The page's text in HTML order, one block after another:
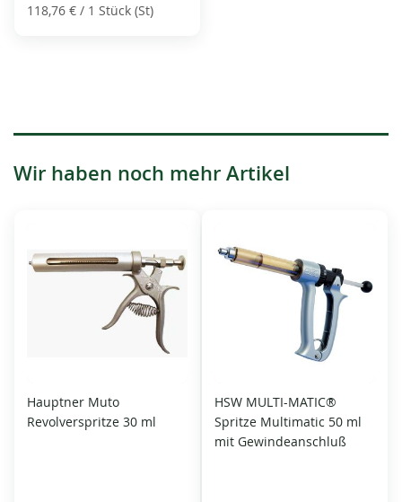
118,76 € / 1 Stück (St)
Wir haben noch mehr Artikel
Hauptner Muto
Revolverspritze 30 ml
HSW MULTI-MATIC®
Spritze Multimatic 50 ml
mit Gewindeanschluß